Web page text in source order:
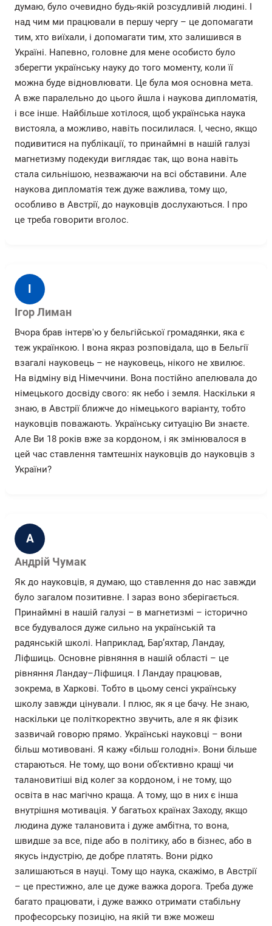
думаю, було очевидно будь-якій розсудливій людині. І
над чим ми працювали в першу чергу – це допомагати
тим, хто виїхали, і допомагати тим, хто залишився в
Україні. Напевно, головне для мене особисто було
зберегти українську науку до того моменту, коли її
можна буде відновлювати. Це була моя основна мета.
А вже паралельно до цього йшла і наукова дипломатія,
і все інше. Найбільше хотілося, щоб українська наука
вистояла, а можливо, навіть посилилася. І, чесно, якщо
подивитися на публікації, то принаймні в нашій галузі
магнетизму подекуди виглядає так, що вона навіть
стала сильнішою, незважаючи на всі обставини. Але
наукова дипломатія теж дуже важлива, тому що,
особливо в Австрії, до науковців дослухаються. І про
це треба говорити вголос.
І
Ігор Лиман
Вчора брав інтерв'ю у бельгійської громадянки, яка є
теж українкою. І вона якраз розповідала, що в Бельгії
взагалі науковець – не науковець, нікого не хвилює.
На відміну від Німеччини. Вона постійно апелювала до
німецького досвіду свого: як небо і земля. Наскільки я
знаю, в Австрії ближче до німецького варіанту, тобто
науковців поважають. Українську ситуацію Ви знаєте.
Але Ви 18 років вже за кордоном, і як змінювалося в
цей час ставлення тамтешніх науковців до науковців з
України?
А
Андрій Чумак
Як до науковців, я думаю, що ставлення до нас завжди
було загалом позитивне. І зараз воно зберігається.
Принаймні в нашій галузі – в магнетизмі – історично
все будувалося дуже сильно на українській та
радянській школі. Наприклад, Бар’яхтар, Ландау,
Ліфшиць. Основне рівняння в нашій області – це
рівняння Ландау–Ліфшиця. І Ландау працював,
зокрема, в Харкові. Тобто в цьому сенсі українську
школу завжди цінували. І плюс, як я це бачу. Не знаю,
наскільки це політкоректно звучить, але я як фізик
зазвичай говорю прямо. Українські науковці – вони
більш мотивовані. Я кажу «більш голодні». Вони більше
стараються. Не тому, що вони об’єктивно кращі чи
талановитіші від колег за кордоном, і не тому, що
освіта в нас магічно краща. А тому, що в них є інша
внутрішня мотивація. У багатьох країнах Заходу, якщо
людина дуже талановита і дуже амбітна, то вона,
швидше за все, піде або в політику, або в бізнес, або в
якусь індустрію, де добре платять. Вони рідко
залишаються в науці. Тому що наука, скажімо, в Австрії
– це престижно, але це дуже важка дорога. Треба дуже
багато працювати, і дуже важко отримати стабільну
професорську позицію, на якій ти вже можеш